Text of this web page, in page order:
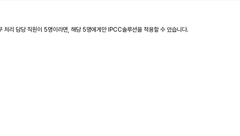
리 담당 직원이 5명이라면, 해당 5명에게만 IPCC솔루션을 적용할 수 있습니다.